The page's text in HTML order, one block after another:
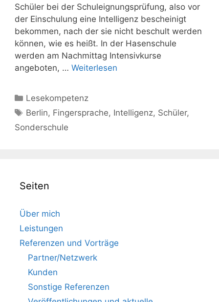
Schüler bei der Schuleignungsprüfung, also vor
der Einschulung eine Intelligenz bescheinigt
bekommen, nach der sie nicht beschult werden
können, wie es heißt. In der Hasenschule
werden am Nachmittag Intensivkurse
angeboten, … Weiterlesen
Kategorien
Lesekompetenz
Schlagwörter
Berlin, Fingersprache, Intelligenz, Schüler,
Sonderschule
Seiten
Über mich
Leistungen
Referenzen und Vorträge
Partner/Netzwerk
Kunden
Sonstige Referenzen